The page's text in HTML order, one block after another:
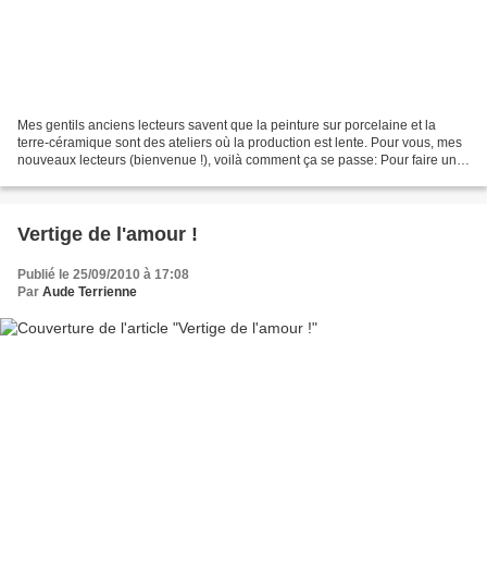
Mes gentils anciens lecteurs savent que la peinture sur porcelaine et la
terre-céramique sont des ateliers où la production est lente. Pour vous, mes
nouveaux lecteurs (bienvenue !), voilà comment ça se passe: Pour faire une
Vertige de l'amour !
Publié le 25/09/2010 à 17:08
Par Aude Terrienne